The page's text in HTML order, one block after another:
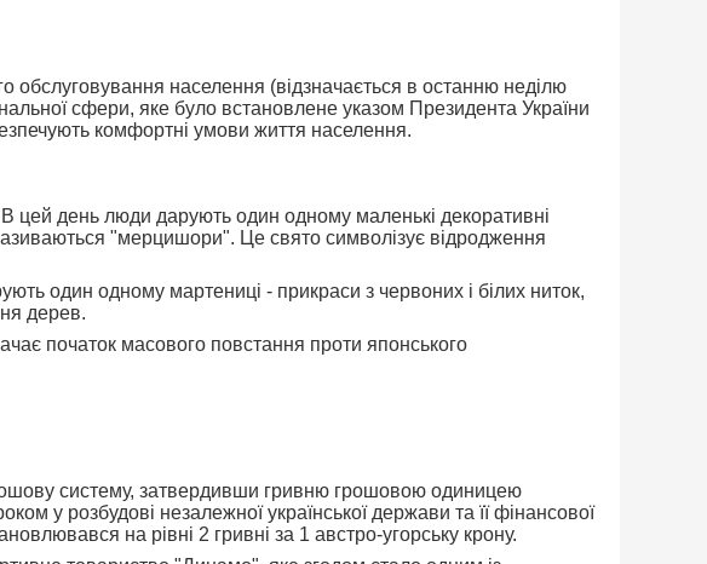
обслуговування населення (відзначається в останню неділю
сфери, яке було встановлене указом Президента України
комфортні умови життя населення.
день люди дарують один одному маленькі декоративні
"мерцишори". Це свято символізує відродження
один одному мартениці - прикраси з червоних і білих ниток,
дерев.
початок масового повстання проти японського
систему, затвердивши гривню грошовою одиницею
у розбудові незалежної української держави та її фінансової
на рівні 2 гривні за 1 австро-угорську крону.